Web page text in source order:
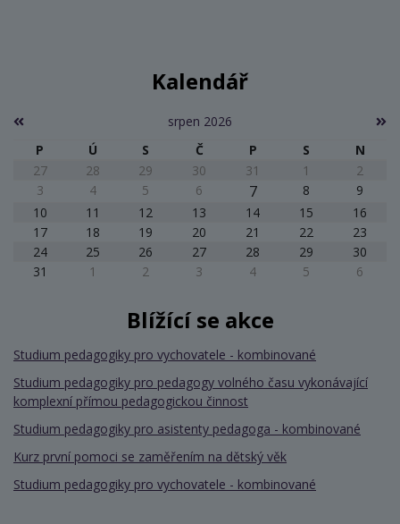
Kalendář
srpen 2026
P
Ú S Č P S
N
27
28 29 30 31 1
2
3
4 5 6 7 8
9
10
11 12 13 14 15
16
17
18 19 20 21 22
23
24
25 26 27 28 29
30
31
1 2 3 4 5 6
Blížící se akce
Studium pedagogiky pro vychovatele - kombinované
Studium pedagogiky pro pedagogy volného času vykonávající
komplexní přímou pedagogickou činnost
Studium pedagogiky pro asistenty pedagoga - kombinované
Kurz první pomoci se zaměřením na dětský věk
Studium pedagogiky pro vychovatele - kombinované